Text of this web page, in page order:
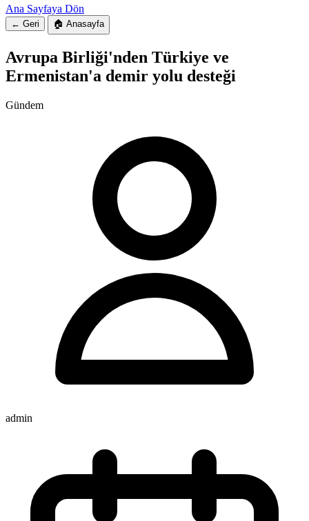
Ana Sayfaya Dön
← Geri 🏠 Anasayfa
Avrupa Birliği'nden Türkiye ve
Ermenistan'a demir yolu desteği
Gündem
admin